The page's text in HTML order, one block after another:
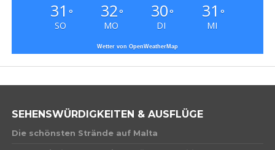
31 °
SO
32°
MO
30°
DI
31 °
MI
Wetter von OpenWeatherMap
SEHENSWÜRDIGKEITEN & AUSFLÜGE
Die schönsten Strände auf Malta